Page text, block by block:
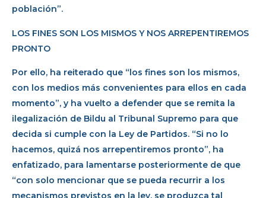
población”.
LOS FINES SON LOS MISMOS Y NOS ARREPENTIREMOS
PRONTO
Por ello, ha reiterado que “los fines son los mismos,
con los medios más convenientes para ellos en cada
momento”, y ha vuelto a defender que se remita la
ilegalización de Bildu al Tribunal Supremo para que
decida si cumple con la Ley de Partidos. “Si no lo
hacemos, quizá nos arrepentiremos pronto”, ha
enfatizado, para lamentarse posteriormente de que
“con solo mencionar que se pueda recurrir a los
mecanismos previstos en la ley, se produzca tal